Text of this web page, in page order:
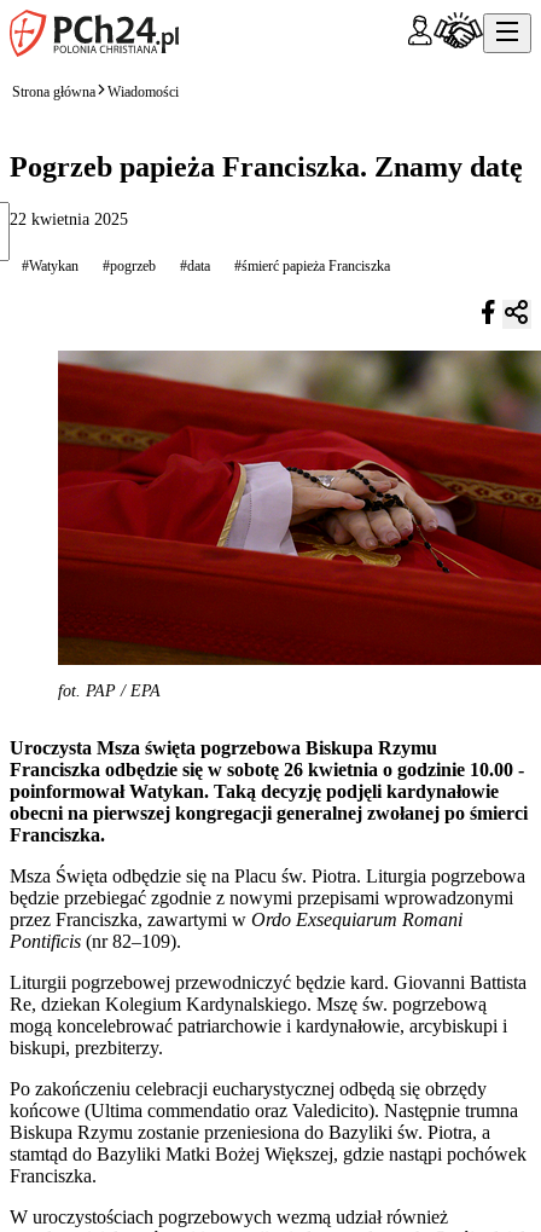
Strona główna Wiadomości
Pogrzeb papieża Franciszka. Znamy datę
22 kwietnia 2025
#Watykan #pogrzeb #data #śmierć papieża Franciszka
fot. PAP / EPA
Uroczysta Msza święta pogrzebowa Biskupa Rzymu
Franciszka odbędzie się w sobotę 26 kwietnia o godzinie 10.00 -
poinformował Watykan. Taką decyzję podjęli kardynałowie
obecni na pierwszej kongregacji generalnej zwołanej po śmierci
Franciszka.
Msza Święta odbędzie się na Placu św. Piotra. Liturgia pogrzebowa
będzie przebiegać zgodnie z nowymi przepisami wprowadzonymi
przez Franciszka, zawartymi w Ordo Exsequiarum Romani
Pontificis (nr 82–109).
Liturgii pogrzebowej przewodniczyć będzie kard. Giovanni Battista
Re, dziekan Kolegium Kardynalskiego. Mszę św. pogrzebową
mogą koncelebrować patriarchowie i kardynałowie, arcybiskupi i
biskupi, prezbiterzy.
Po zakończeniu celebracji eucharystycznej odbędą się obrzędy
końcowe (Ultima commendatio oraz Valedicito). Następnie trumna
Biskupa Rzymu zostanie przeniesiona do Bazyliki św. Piotra, a
stamtąd do Bazyliki Matki Bożej Większej, gdzie nastąpi pochówek
Franciszka.
W uroczystościach pogrzebowych wezmą udział również